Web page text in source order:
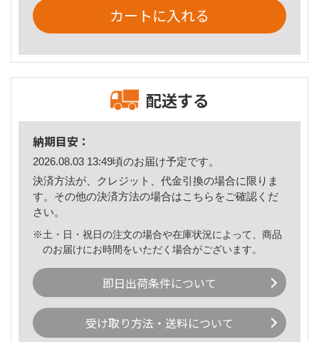
カートに入れる
配送する
納期目安：
2026.08.03 13:49頃のお届け予定です。
決済方法が、クレジット、代金引換の場合に限りま
す。その他の決済方法の場合はこちら をご確認くだ
さい。
※土・日・祝日の注文の場合や在庫状況によって、商品
のお届けにお時間をいただく場合がございます。
即日出荷条件について
受け取り方法・送料について